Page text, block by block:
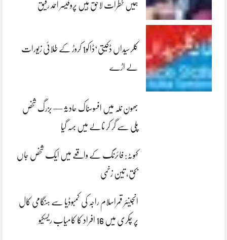
ہمیں خطرات لاحق ہیں پروفیسر احمد رفیق
کلرسیداں ڈکیتی‘ڈاکو1 کروڑ کے طلائی زیورات
لے اڑے
بھون نلہ میں افسوسناک حادثہ — بزرگ شخص
پلی سے گر کر نالے میں بہہ گیا
کہوٹہ: فائرنگ کے واقعے میں ایک شخص جاں
بحق، تین زخمی
انجینئر قمراسلام راجہ کی کمبوڈیا سے ہنگامی کال
پر چکری میں 16 افراد کا کامیاب ریسکیو